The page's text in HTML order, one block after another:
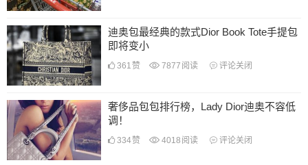
迪奥包最经典的款式Dior Book Tote手提包
即将变小
361 赞 7877 阅读 评论关闭
奢侈品包包排行榜，Lady Dior迪奥不容低
调！
334赞 4018 阅读 评论关闭